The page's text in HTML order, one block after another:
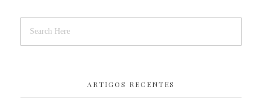
ARTIGOS RECENTES